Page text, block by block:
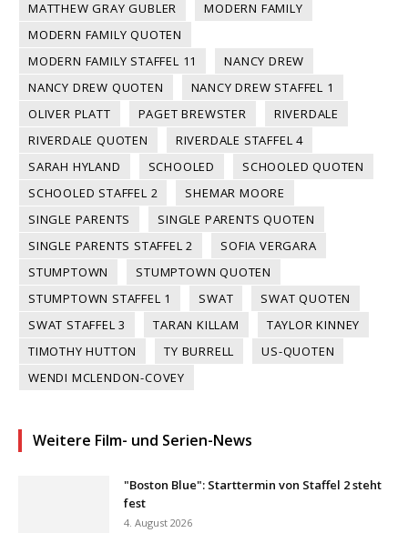
MATTHEW GRAY GUBLER
MODERN FAMILY
MODERN FAMILY QUOTEN
MODERN FAMILY STAFFEL 11
NANCY DREW
NANCY DREW QUOTEN
NANCY DREW STAFFEL 1
OLIVER PLATT
PAGET BREWSTER
RIVERDALE
RIVERDALE QUOTEN
RIVERDALE STAFFEL 4
SARAH HYLAND
SCHOOLED
SCHOOLED QUOTEN
SCHOOLED STAFFEL 2
SHEMAR MOORE
SINGLE PARENTS
SINGLE PARENTS QUOTEN
SINGLE PARENTS STAFFEL 2
SOFIA VERGARA
STUMPTOWN
STUMPTOWN QUOTEN
STUMPTOWN STAFFEL 1
SWAT
SWAT QUOTEN
SWAT STAFFEL 3
TARAN KILLAM
TAYLOR KINNEY
TIMOTHY HUTTON
TY BURRELL
US-QUOTEN
WENDI MCLENDON-COVEY
Weitere Film- und Serien-News
"Boston Blue": Starttermin von Staffel 2 steht
fest
4. August 2026